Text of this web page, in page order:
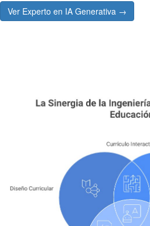
Ver Experto en IA Generativa →